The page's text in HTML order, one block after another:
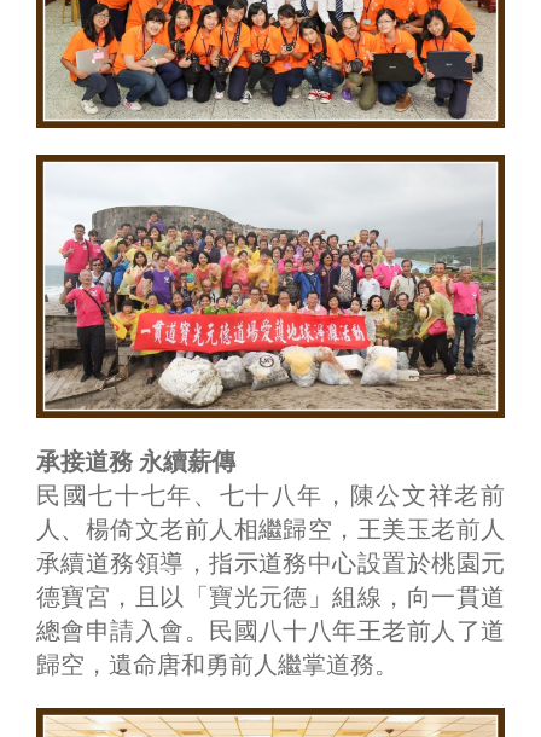
承接道務 永續薪傳
民國七十七年、七十八年，陳公文祥老前
人、楊倚文老前人相繼歸空，王美玉老前人
承續道務領導，指示道務中心設置於桃園元
德寶宮，且以「寶光元德」組線，向一貫道
總會申請入會。民國八十八年王老前人了道
歸空，遺命唐和勇前人繼掌道務。